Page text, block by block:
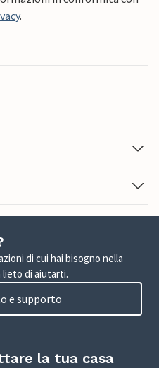
.
di cui hai bisogno nella
lieto di aiutarti.
e supporto
la tua casa